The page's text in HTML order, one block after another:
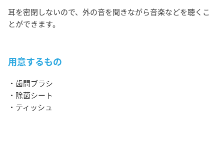
耳を密閉しないので、外の音を聞きながら音楽などを聴くこ
とができます。
用意するもの
・歯間ブラシ
・除菌シート
・ティッシュ